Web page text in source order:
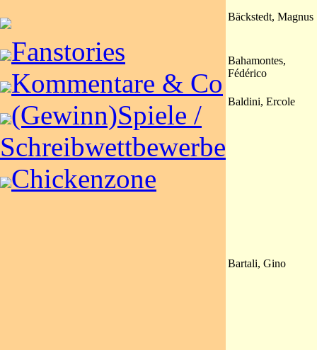
Fanstories
Kommentare & Co
(Gewinn)Spiele /
Schreibwettbewerbe
Chickenzone
Bäckstedt, Magnus
Bahamontes,
Fédérico
Baldini, Ercole
Bartali, Gino